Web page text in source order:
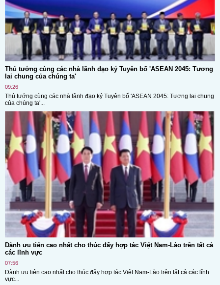
Thủ tướng cùng các nhà lãnh đạo ký Tuyên bố 'ASEAN 2045: Tương
lai chung của chúng ta'
09:26
Thủ tướng cùng các nhà lãnh đạo ký Tuyên bố 'ASEAN 2045: Tương lai chung
của chúng ta'...
Dành ưu tiên cao nhất cho thúc đẩy hợp tác Việt Nam-Lào trên tất cả
các lĩnh vực
07:56
Dành ưu tiên cao nhất cho thúc đẩy hợp tác Việt Nam-Lào trên tất cả các lĩnh
vực...